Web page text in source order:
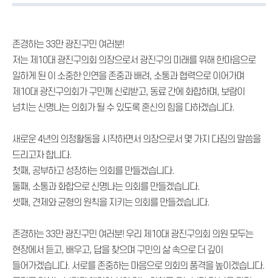
존경하는 33만 광진구민 여러분!
저는 제10대 광진구의회 의장으로서 광진구의 미래를 위해 한마음으로
일하게 된 이 소중한 인연을 존중과 배려, 소통과 협력으로 이어가며
제10대 광진구의회가 구민께 신뢰받고, 동료 간에 화합하며, 보람이
넘치는 신명나는 의회가 될 수 있도록 혼신의 힘을 다하겠습니다.
새로운 4년의 의정활동을 시작하면서 의장으로서 몇 가지 다짐의 말씀을
드리고자 합니다.
첫째, 공부하고 성장하는 의회를 만들겠습니다.
둘째, 소통과 화합으로 신명나는 의회를 만들겠습니다.
셋째, 견제와 균형의 원칙을 지키는 의회를 만들겠습니다.
존경하는 33만 광진구민 여러분! 우리 제10대 광진구의회 의원 모두는
현장에서 듣고, 배우고, 답을 찾으며 구민의 삶 속으로 더 깊이
들어가겠습니다. 서로를 존중하는 마음으로 의회의 품격을 높이겠습니다.